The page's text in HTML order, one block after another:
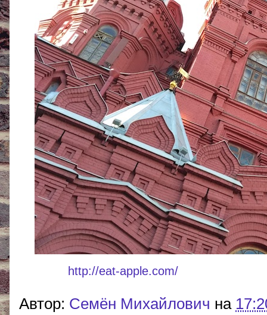
http://eat-apple.com/
Автор: Cемён Михайлович на